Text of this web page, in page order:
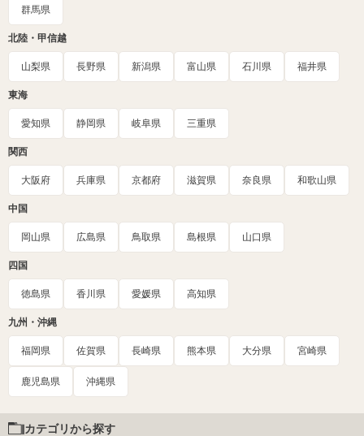
群馬県
北陸・甲信越
山梨県 長野県 新潟県 富山県 石川県 福井県
東海
愛知県 静岡県 岐阜県 三重県
関西
大阪府 兵庫県 京都府 滋賀県 奈良県 和歌山県
中国
岡山県 広島県 鳥取県 島根県 山口県
四国
徳島県 香川県 愛媛県 高知県
九州・沖縄
福岡県 佐賀県 長崎県 熊本県 大分県 宮崎県
鹿児島県 沖縄県
カテゴリから探す